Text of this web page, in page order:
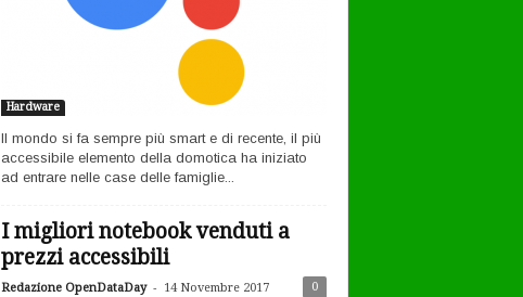
Hardware
Il mondo si fa sempre più smart e di recente, il più
accessibile elemento della domotica ha iniziato
ad entrare nelle case delle famiglie...
I migliori notebook venduti a
prezzi accessibili
Redazione OpenDataDay - 14 Novembre 2017 0